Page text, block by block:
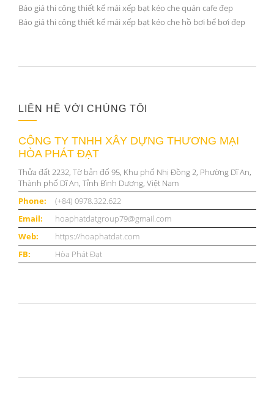
Báo giá thi công thiết kế mái xếp bạt kéo che quán cafe đẹp
Báo giá thi công thiết kế mái xếp bạt kéo che hồ bơi bể bơi đẹp
LIÊN HỆ VỚI CHÚNG TÔI
CÔNG TY TNHH XÂY DỰNG THƯƠNG MẠI
HÒA PHÁT ĐẠT
Thửa đất 2232, Tờ bản đố 95, Khu phố Nhị Đồng 2, Phường Dĩ An,
Thành phố Dĩ An, Tỉnh Bình Dương, Việt Nam
Phone:
(+84) 0978.322.622
Email:
hoaphatdatgroup79@gmail.com
Web:
https://hoaphatdat.com
FB:
Hòa Phát Đạt